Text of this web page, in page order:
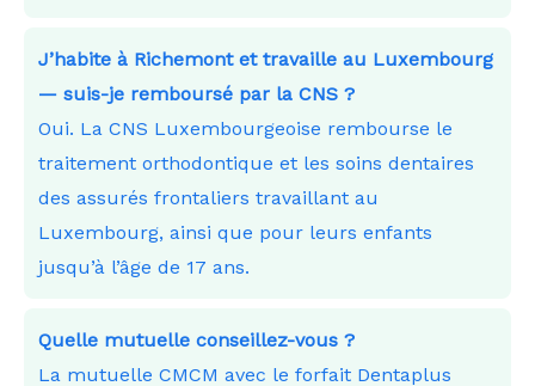
J’habite à Richemont et travaille au Luxembourg
— suis-je remboursé par la CNS ?
Oui. La CNS Luxembourgeoise rembourse le
traitement orthodontique et les soins dentaires
des assurés frontaliers travaillant au
Luxembourg, ainsi que pour leurs enfants
jusqu’à l’âge de 17 ans.
Quelle mutuelle conseillez-vous ?
La mutuelle CMCM avec le forfait Dentaplus